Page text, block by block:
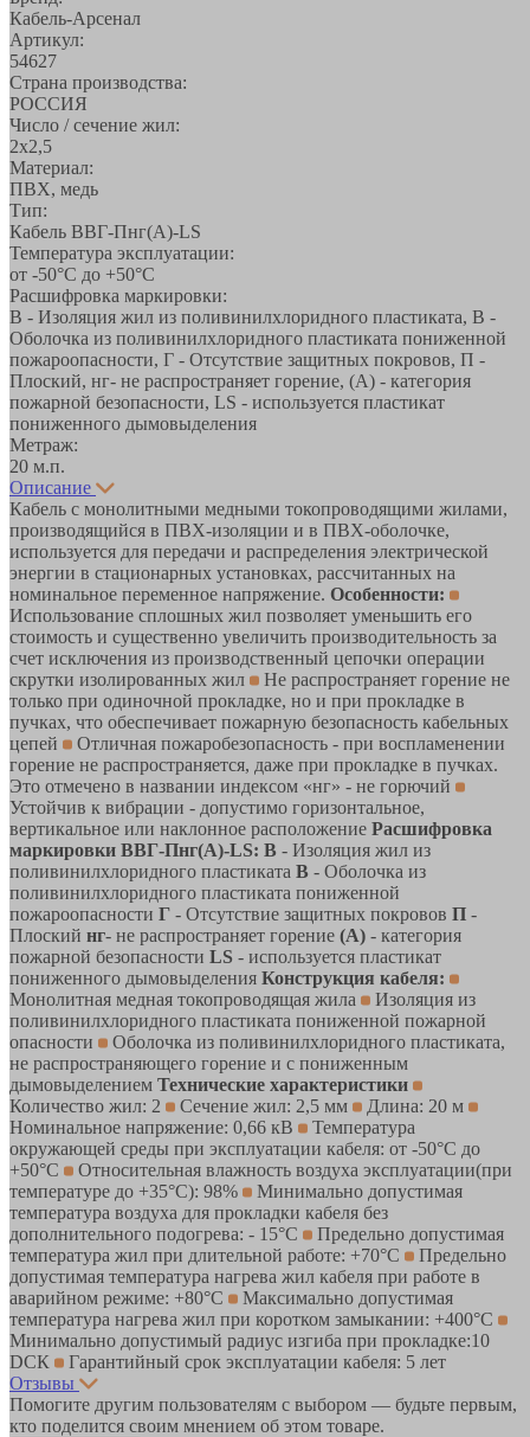
Кабель-Арсенал
Артикул:
54627
Страна производства:
РОССИЯ
Число / сечение жил:
2х2,5
Материал:
ПВХ, медь
Тип:
Кабель ВВГ-Пнг(А)-LS
Температура эксплуатации:
от -50°С до +50°C
Расшифровка маркировки:
В - Изоляция жил из поливинилхлоридного пластиката, В -
Оболочка из поливинилхлоридного пластиката пониженной
пожароопасности, Г - Отсутствие защитных покровов, П -
Плоский, нг- не распространяет горение, (А) - категория
пожарной безопасности, LS - используется пластикат
пониженного дымовыделения
Метраж:
20 м.п.
Описание
Кабель с монолитными медными токопроводящими жилами,
производящийся в ПВХ-изоляции и в ПВХ-оболочке,
используется для передачи и распределения электрической
энергии в стационарных установках, рассчитанных на
номинальное переменное напряжение. Особенности:
Использование сплошных жил позволяет уменьшить его
стоимость и существенно увеличить производительность за
счет исключения из производственный цепочки операции
скрутки изолированных жил
Не распространяет горение не
только при одиночной прокладке, но и при прокладке в
пучках, что обеспечивает пожарную безопасность кабельных
цепей
Отличная пожаробезопасность - при воспламенении
горение не распространяется, даже при прокладке в пучках.
Это отмечено в названии индексом «нг» - не горючий
Устойчив к вибрации - допустимо горизонтальное,
вертикальное или наклонное расположение Расшифровка
маркировки ВВГ-Пнг(A)-LS: В - Изоляция жил из
поливинилхлоридного пластиката В - Оболочка из
поливинилхлоридного пластиката пониженной
пожароопасности Г - Отсутствие защитных покровов П -
Плоский нг- не распространяет горение (А) - категория
пожарной безопасности LS - используется пластикат
пониженного дымовыделения Конструкция кабеля:
Монолитная медная токопроводящая жила
Изоляция из
поливинилхлоридного пластиката пониженной пожарной
опасности
Оболочка из поливинилхлоридного пластиката,
не распространяющего горение и с пониженным
дымовыделением Технические характеристики
Количество жил: 2
Сечение жил: 2,5 мм
Длина: 20 м
Номинальное напряжение: 0,66 кВ
Температура
окружающей среды при эксплуатации кабеля: от -50°С до
+50°С
Относительная влажность воздуха эксплуатации(при
температуре до +35°С): 98%
Минимально допустимая
температура воздуха для прокладки кабеля без
дополнительного подогрева: - 15°С
Предельно допустимая
температура жил при длительной работе: +70°С
Предельно
допустимая температура нагрева жил кабеля при работе в
аварийном режиме: +80°С
Максимально допустимая
температура нагрева жил при коротком замыкании: +400°С
Минимально допустимый радиус изгиба при прокладке:10
DСК
Гарантийный срок эксплуатации кабеля: 5 лет
Отзывы
Помогите другим пользователям с выбором — будьте первым,
кто поделится своим мнением об этом товаре.